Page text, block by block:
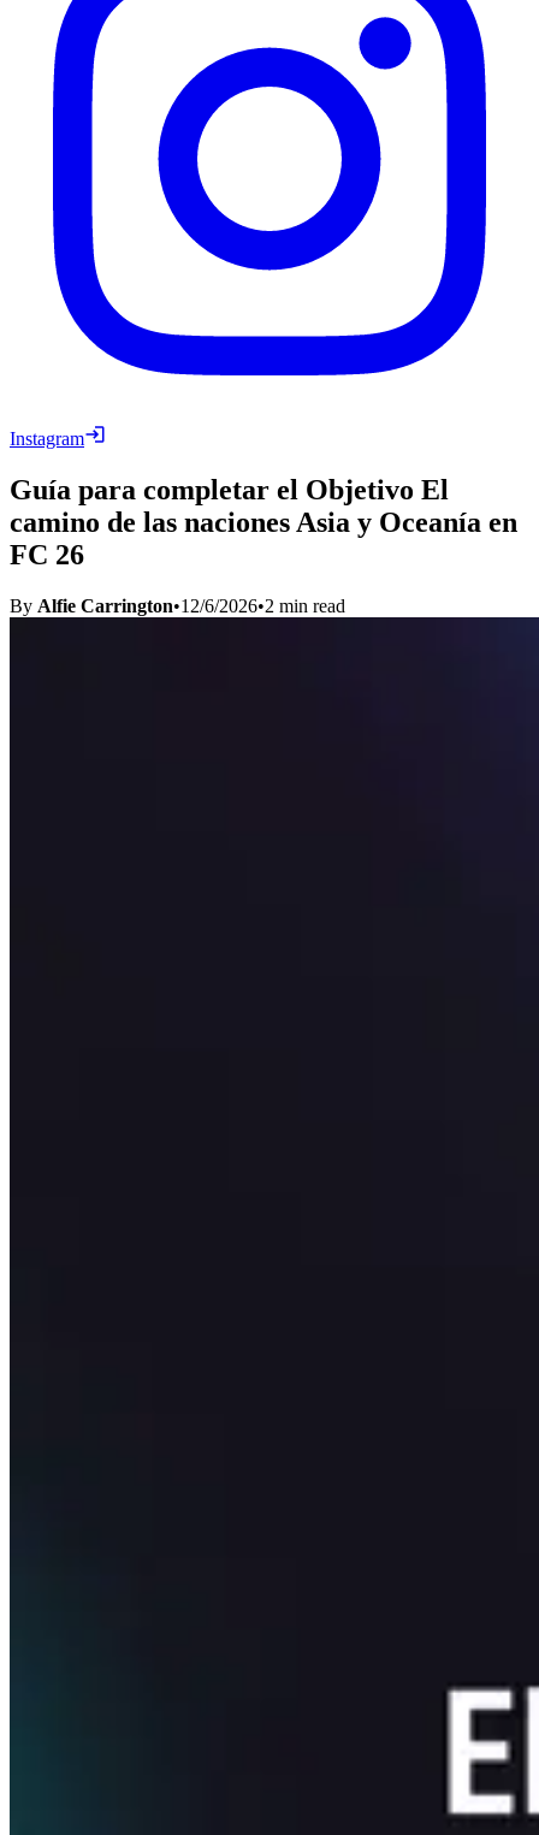
Instagram
Guía para completar el Objetivo El
camino de las naciones Asia y Oceanía en
FC 26
By Alfie Carrington•12/6/2026•2 min read